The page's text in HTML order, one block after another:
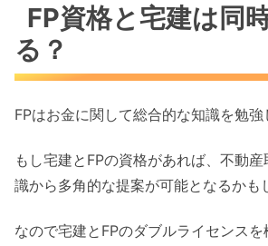
FP資格と宅建は同
る？
FPはお金に関して総合的な知識を勉強
もし宅建とFPの資格があれば、不動
識から多角的な提案が可能となるかも
なので宅建とFPのダブルライセンス